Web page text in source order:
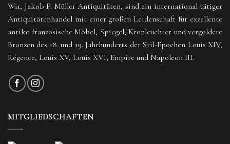
Wir, Jakob F. Müller Antiquitäten, sind ein international tätiger
Antiquitätenhandel mit einer großen Leidenschaft für exzellente
antike französische Möbel, Spiegel, Kronleuchter und vergoldete
Bronzen des 18. und 19. Jahrhunderts der Stil-Epochen Louis XIV,
Régence, Louis XV, Louis XVI, Empire und Napoleon III.
MITGLIEDSCHAFTEN